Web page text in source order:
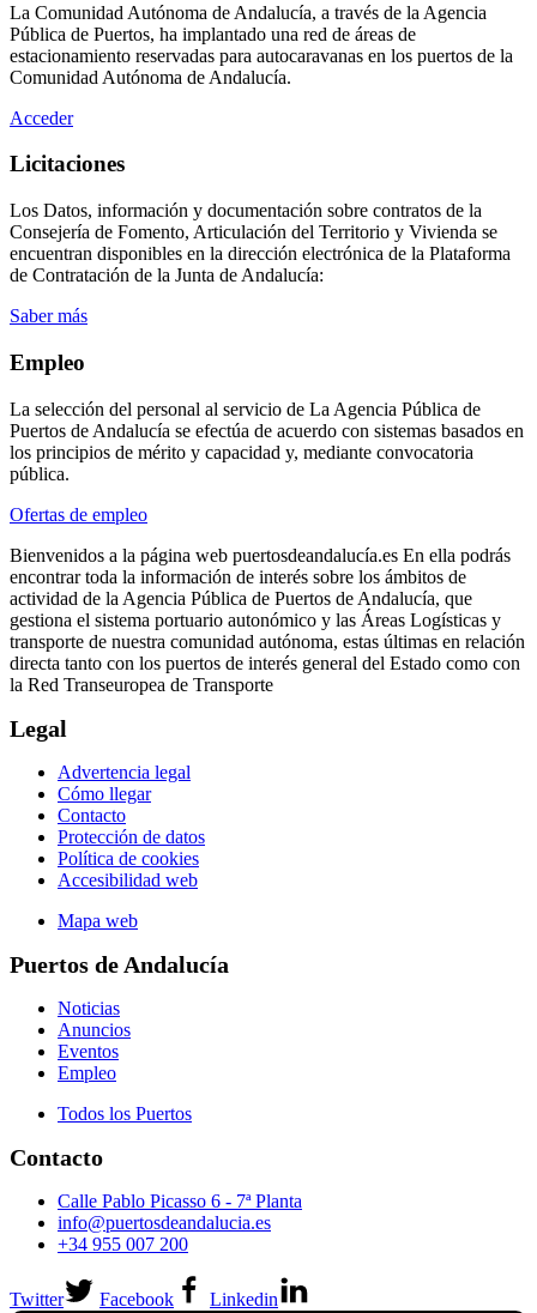
La Comunidad Autónoma de Andalucía, a través de la Agencia
Pública de Puertos, ha implantado una red de áreas de
estacionamiento reservadas para autocaravanas en los puertos de la
Comunidad Autónoma de Andalucía.
Acceder
Licitaciones
Los Datos, información y documentación sobre contratos de la
Consejería de Fomento, Articulación del Territorio y Vivienda se
encuentran disponibles en la dirección electrónica de la Plataforma
de Contratación de la Junta de Andalucía:
Saber más
Empleo
La selección del personal al servicio de La Agencia Pública de
Puertos de Andalucía se efectúa de acuerdo con sistemas basados en
los principios de mérito y capacidad y, mediante convocatoria
pública.
Ofertas de empleo
Bienvenidos a la página web puertosdeandalucía.es En ella podrás
encontrar toda la información de interés sobre los ámbitos de
actividad de la Agencia Pública de Puertos de Andalucía, que
gestiona el sistema portuario autonómico y las Áreas Logísticas y
transporte de nuestra comunidad autónoma, estas últimas en relación
directa tanto con los puertos de interés general del Estado como con
la Red Transeuropea de Transporte
Legal
Advertencia legal
Cómo llegar
Contacto
Protección de datos
Política de cookies
Accesibilidad web
Mapa web
Puertos de Andalucía
Noticias
Anuncios
Eventos
Empleo
Todos los Puertos
Contacto
Calle Pablo Picasso 6 - 7ª Planta
info@puertosdeandalucia.es
+34 955 007 200
Twitter Facebook Linkedin